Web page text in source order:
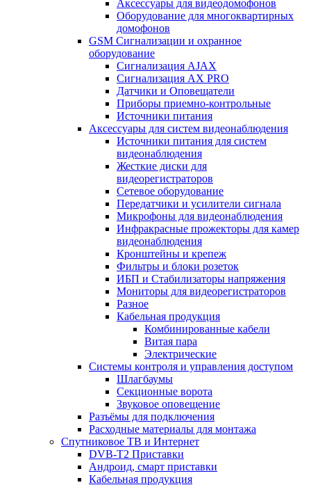
Аксессуары для видеодомофонов
Оборудование для многоквартирных
домофонов
GSM Сигнализации и охранное
оборудование
Сигнализация AJAX
Сигнализация AX PRO
Датчики и Оповещатели
Приборы приемно-контрольные
Источники питания
Аксессуары для систем видеонаблюдения
Источники питания для систем
видеонаблюдения
Жесткие диски для
видеорегистраторов
Сетевое оборудование
Передатчики и усилители сигнала
Микрофоны для видеонаблюдения
Инфракрасные прожекторы для камер
видеонаблюдения
Кронштейны и крепеж
Фильтры и блоки розеток
ИБП и Стабилизаторы напряжения
Мониторы для видеорегистраторов
Разное
Кабельная продукция
Комбинированные кабели
Витая пара
Электрические
Системы контроля и управления доступом
Шлагбаумы
Секционные ворота
Звуковое оповещение
Разъёмы для подключения
Расходные материалы для монтажа
Спутниковое ТВ и Интернет
DVB-Т2 Приставки
Андроид, смарт приставки
Кабельная продукция